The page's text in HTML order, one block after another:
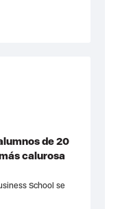
de 20
calurosa
School se